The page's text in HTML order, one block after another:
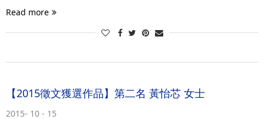
Read more
【2015徵文獲選作品】第二名 黃怡芯 女士
2015- 10 - 15